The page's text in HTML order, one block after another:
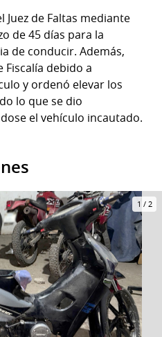
de Faltas mediante
de 45 días para la
de conducir. Además,
debido a
y ordenó elevar los
lo que se dio
el vehículo incautado.
1 / 2